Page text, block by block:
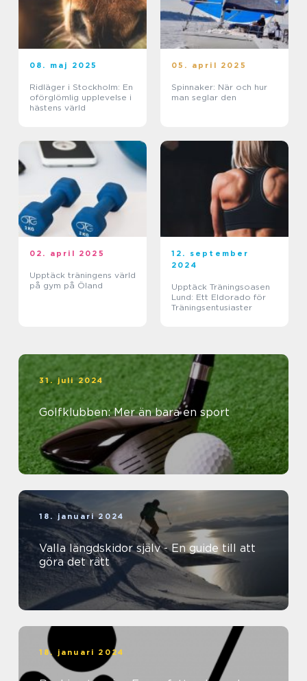
08. maj 2025
Ridläger i Stockholm: En
oförglömlig upplevelse i
hästens värld
05. april 2025
Spinnaker: När och hur
man seglar den
02. april 2025
Upptäck träningens värld
på gym på Öland
12. september
2024
Upptäck Träningsoasen
Lund: Ett Eldorado för
Träningsentusiaster
31. juli 2024
Golfklubben: Mer än bara en sport
18. januari 2024
Valla längdskidor själv - En guide till att
göra det rätt
18. januari 2024